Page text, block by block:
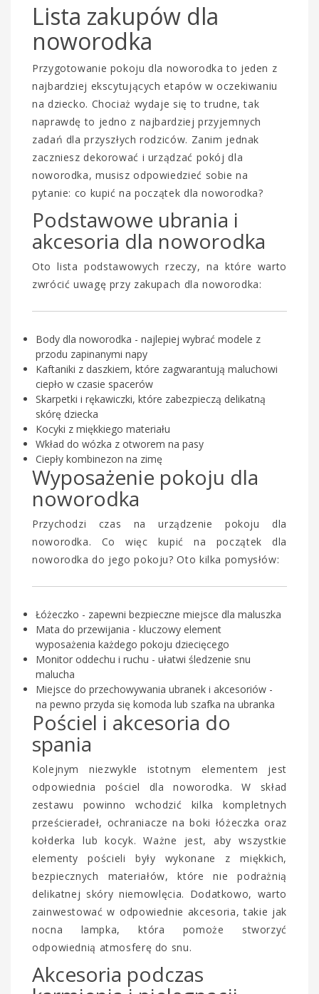
Lista zakupów dla
noworodka
Przygotowanie pokoju dla noworodka to jeden z
najbardziej ekscytujących etapów w oczekiwaniu
na dziecko. Chociaż wydaje się to trudne, tak
naprawdę to jedno z najbardziej przyjemnych
zadań dla przyszłych rodziców. Zanim jednak
zaczniesz dekorować i urządzać pokój dla
noworodka, musisz odpowiedzieć sobie na
pytanie: co kupić na początek dla noworodka?
Podstawowe ubrania i
akcesoria dla noworodka
Oto lista podstawowych rzeczy, na które warto
zwrócić uwagę przy zakupach dla noworodka:
Body dla noworodka - najlepiej wybrać modele z
przodu zapinanymi napy
Kaftaniki z daszkiem, które zagwarantują maluchowi
ciepło w czasie spacerów
Skarpetki i rękawiczki, które zabezpieczą delikatną
skórę dziecka
Kocyki z miękkiego materiału
Wkład do wózka z otworem na pasy
Ciepły kombinezon na zimę
Wyposażenie pokoju dla
noworodka
Przychodzi czas na urządzenie pokoju dla
noworodka. Co więc kupić na początek dla
noworodka do jego pokoju? Oto kilka pomysłów:
Łóżeczko - zapewni bezpieczne miejsce dla maluszka
Mata do przewijania - kluczowy element
wyposażenia każdego pokoju dziecięcego
Monitor oddechu i ruchu - ułatwi śledzenie snu
malucha
Miejsce do przechowywania ubranek i akcesoriów -
na pewno przyda się komoda lub szafka na ubranka
Pościel i akcesoria do
spania
Kolejnym niezwykle istotnym elementem jest
odpowiednia pościel dla noworodka. W skład
zestawu powinno wchodzić kilka kompletnych
prześcieradeł, ochraniacze na boki łóżeczka oraz
kołderka lub kocyk. Ważne jest, aby wszystkie
elementy pościeli były wykonane z miękkich,
bezpiecznych materiałów, które nie podrażnią
delikatnej skóry niemowlęcia. Dodatkowo, warto
zainwestować w odpowiednie akcesoria, takie jak
nocna lampka, która pomoże stworzyć
odpowiednią atmosferę do snu.
Akcesoria podczas